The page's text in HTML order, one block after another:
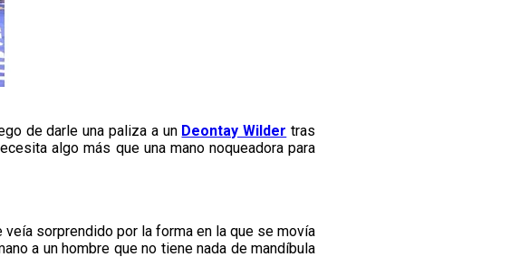
de darle una paliza a un Deontay Wilder tras
algo más que una mano noqueadora para
sorprendido por la forma en la que se movía
a un hombre que no tiene nada de mandíbula